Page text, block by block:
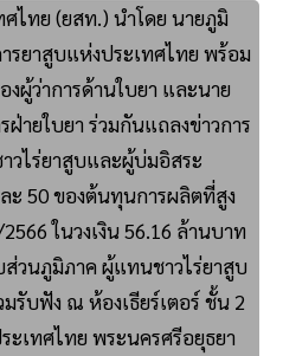
ไทย (ยสท.) นำโดย นายภูมิ
รยาสูบแห่งประเทศไทย พร้อม
ผู้ว่าการด้านใบยา และนาย
ายใบยา ร่วมกันแถลงข่าวการ
วไร่ยาสูบและผู้บ่มอิสระ
50 ของต้นทุนการผลิตที่สูง
ในวงเงิน 56.16 ล้านบาท
วนภูมิภาค ผู้แทนชาวไร่ยาสูบ
รับฟัง ณ ห้องเธียร์เตอร์ ชั้น 2
ะเทศไทย พระนครศรีอยุธยา